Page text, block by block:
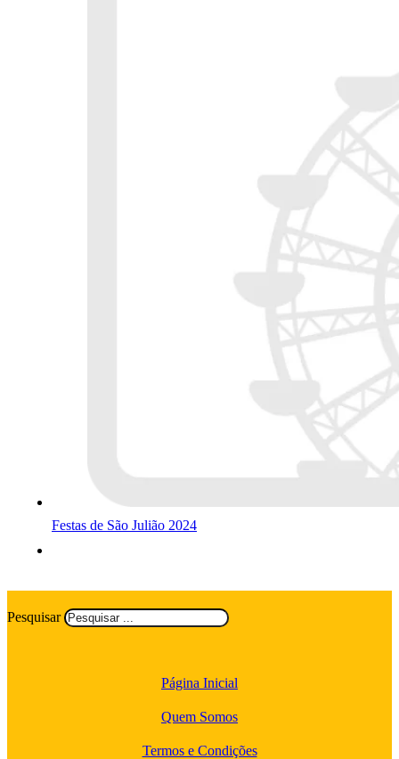
Festas de São Julião 2024
Pesquisar
Página Inicial
Quem Somos
Termos e Condições